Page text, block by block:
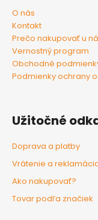
O nás
Kontakt
Prečo nakupovať u
Vernostný program
Obchodné
Podmienky ochrany
Užitočné
Doprava a platby
Vrátenie a
Ako nakupovať?
Tovar podľa značiek